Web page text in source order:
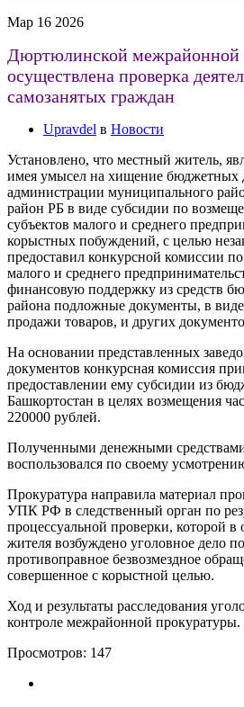
Мар 16 2026
Дюртюлинской межрайонной
осуществлена проверка
самозанятых граждан
Upravdel в Новости
Установлено, что местный житель,
имея умысел на хищение бюджетных
администрации муниципального
район РБ в виде субсидии по
субъектов малого и среднего
корыстных побуждений, с целью
предоставил конкурсной комиссии
малого и среднего
финансовую поддержку из средств
района подложные документы, в
продажи товаров, и других
На основании представленных
документов конкурсная комиссия
предоставлении ему субсидии из
Башкортостан в целях возмещения
220000 рублей.
Полученными денежными
воспользовался по своему
Прокуратура направила материал
УПК РФ в следственный орган по
процессуальной проверки, которой
жителя возбуждено уголовное дело
противоправное безвозмездное
совершенное с корыстной целью.
Ход и результаты расследования
контроле межрайонной прокуратуры.
Просмотров: 147